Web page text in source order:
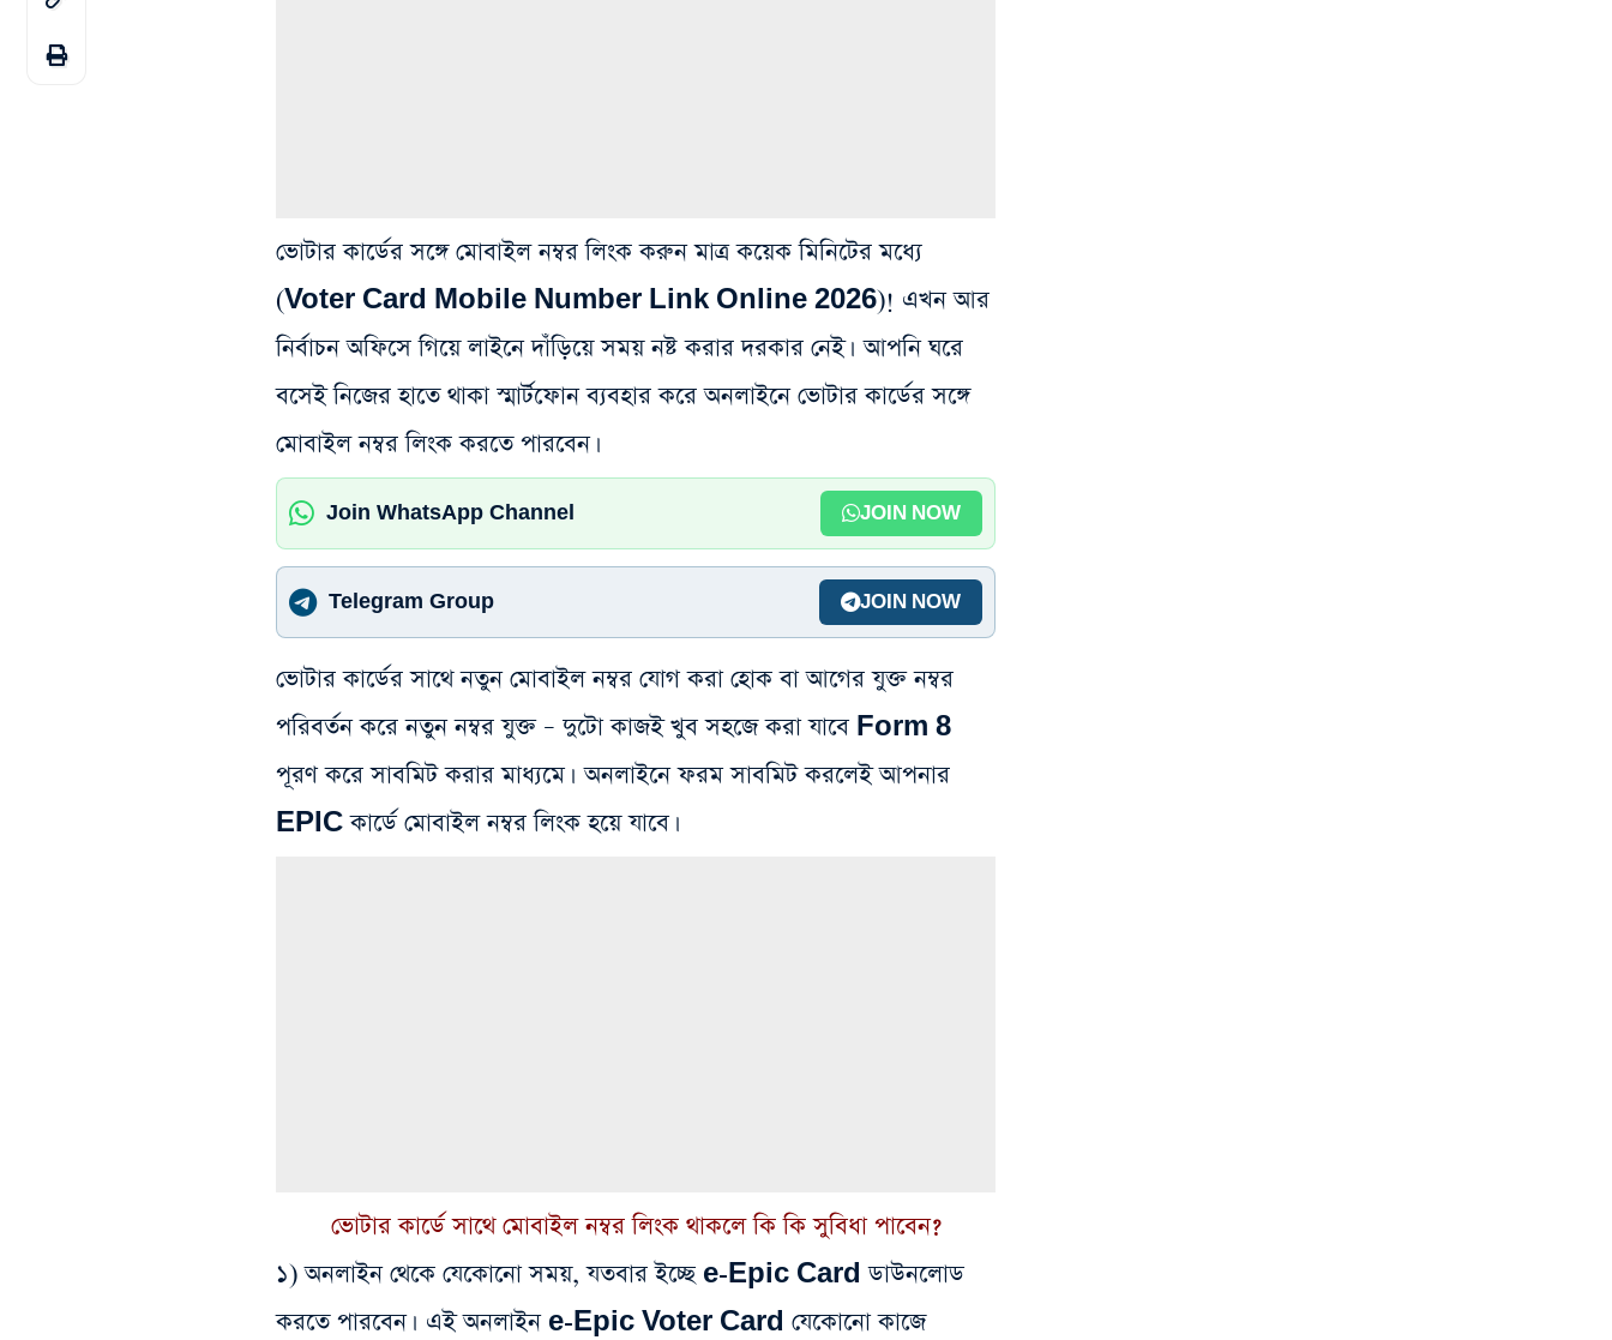
ভোটার কার্ডের সঙ্গে মোবাইল নম্বর লিংক করুন মাত্র কয়েক মিনিটের মধ্যে
(Voter Card Mobile Number Link Online 2026)! এখন আর
নির্বাচন অফিসে গিয়ে লাইনে দাঁড়িয়ে সময় নষ্ট করার দরকার নেই। আপনি ঘরে
বসেই নিজের হাতে থাকা স্মার্টফোন ব্যবহার করে অনলাইনে ভোটার কার্ডের সঙ্গে
মোবাইল নম্বর লিংক করতে পারবেন।
Join WhatsApp Channel JOIN NOW
Telegram Group JOIN NOW
ভোটার কার্ডের সাথে নতুন মোবাইল নম্বর যোগ করা হোক বা আগের যুক্ত নম্বর
পরিবর্তন করে নতুন নম্বর যুক্ত – দুটো কাজই খুব সহজে করা যাবে Form 8
পূরণ করে সাবমিট করার মাধ্যমে। অনলাইনে ফরম সাবমিট করলেই আপনার
EPIC কার্ডে মোবাইল নম্বর লিংক হয়ে যাবে।
ভোটার কার্ডে সাথে মোবাইল নম্বর লিংক থাকলে কি কি সুবিধা পাবেন?
১) অনলাইন থেকে যেকোনো সময়, যতবার ইচ্ছে e-Epic Card ডাউনলোড
করতে পারবেন। এই অনলাইন e-Epic Voter Card যেকোনো কাজে